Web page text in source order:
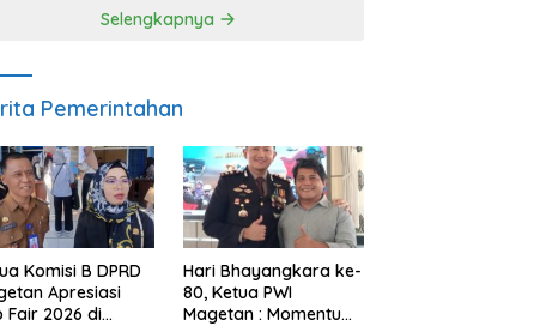
Selengkapnya
Pemerintahan
Komisi B DPRD
Apresiasi
Fair 2026 di
Hari Bhayangkara ke-
80, Ketua PWI
Magetan : Momentum